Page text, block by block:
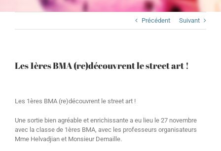
Précédent Suivant
Les 1ères BMA (re)découvrent le street art !
Les 1ères BMA (re)découvrent le street art !
Une sortie bien agréable et enrichissante a eu lieu le 27 novembre
avec la classe de 1ères BMA, avec les professeurs organisateurs
Mme Helvadjian et Monsieur Demaille.